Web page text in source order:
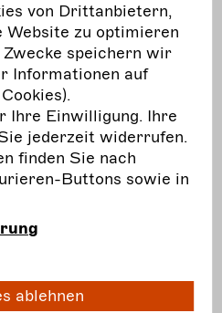
Webseite wird
stehen auch in
Englischer Sprache
weiterer
Sprache und
geplant. Wir
wenn die Inhalte in
zu Verfügung stehen.
von Drittanbietern,
Website zu optimieren
Zwecke speichern wir
Informationen auf
Ihre Einwilligung. Ihre
jederzeit widerrufen.
finden Sie nach
Buttons sowie in
ablehnen